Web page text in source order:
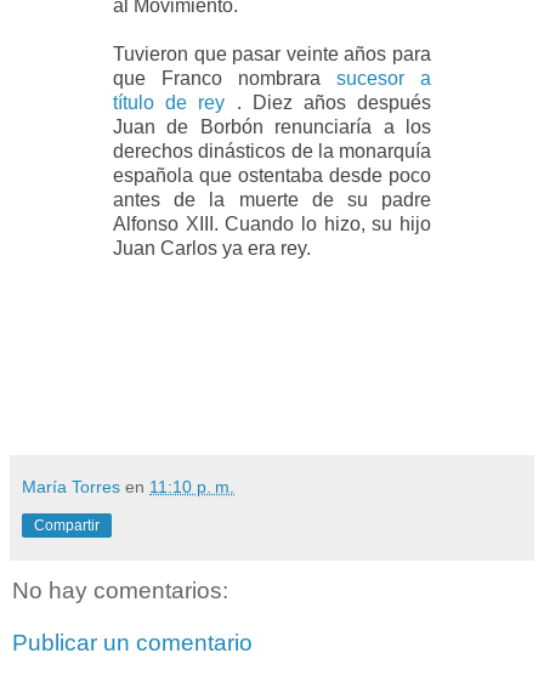
al Movimiento.
Tuvieron que pasar veinte años para
que Franco nombrara sucesor a
título de rey . Diez años después
Juan de Borbón renunciaría a los
derechos dinásticos de la monarquía
española que ostentaba desde poco
antes de
la muerte de su padre
Alfonso XIII. Cuando lo hizo, su hijo
Juan Carlos ya era rey.
María Torres en 11:10 p. m.
Compartir
No hay comentarios:
Publicar un comentario